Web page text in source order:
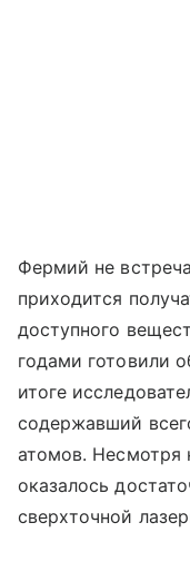
Фермий не
приходится
доступного
годами готовили
итоге
содержавший
атомов. Несмотря
оказалось
сверхточной